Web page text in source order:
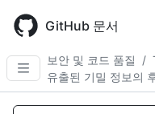
main
content
GitHub 문서
보안 및 코드 품질 /
유출된 기밀 정보의